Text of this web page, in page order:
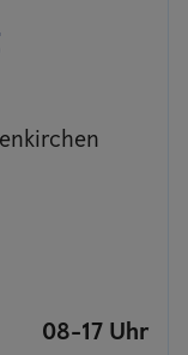
08-17 Uhr